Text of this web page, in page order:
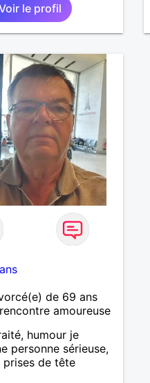
le profil
de 69 ans
amoureuse
humour je
personne sérieuse,
prises de tête